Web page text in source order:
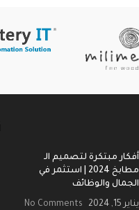
أفكار مبتكرة لتصميم الـ
مطابخ 2024 | استثمر في
الجمال والوظائف
يناير 15, 2024 No Comments